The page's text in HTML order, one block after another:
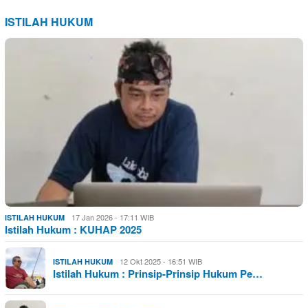
ISTILAH HUKUM
ISTILAH HUKUM 17 Jan 2026 - 17:11 WIB
Istilah Hukum : KUHAP 2025
ISTILAH HUKUM 12 Okt 2025 - 16:51 WIB
Istilah Hukum : Prinsip-Prinsip Hukum Pe…